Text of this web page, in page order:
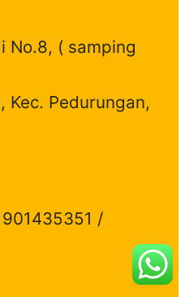
No.8, ( samping
Kec. Pedurungan,
/